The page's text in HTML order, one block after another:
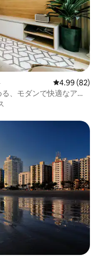
レビュー82
4.99 (82)
、モダンで快適なアパ